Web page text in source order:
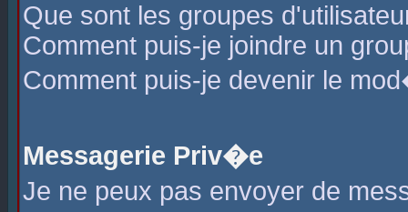
Que sont les groupes
Comment puis-je joindre un
Comment puis-je devenir le
Messagerie Priv�e
Je ne peux pas envoyer de